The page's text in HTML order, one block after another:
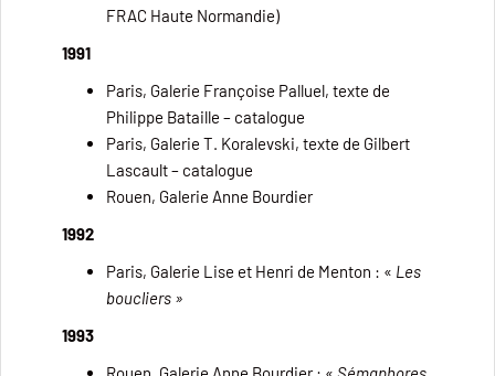
FRAC Haute Normandie)
1991
Paris, Galerie Françoise Palluel, texte de
Philippe Bataille – catalogue
Paris, Galerie T. Koralevski, texte de Gilbert
Lascault – catalogue
Rouen, Galerie Anne Bourdier
1992
Paris, Galerie Lise et Henri de Menton : « Les
boucliers »
1993